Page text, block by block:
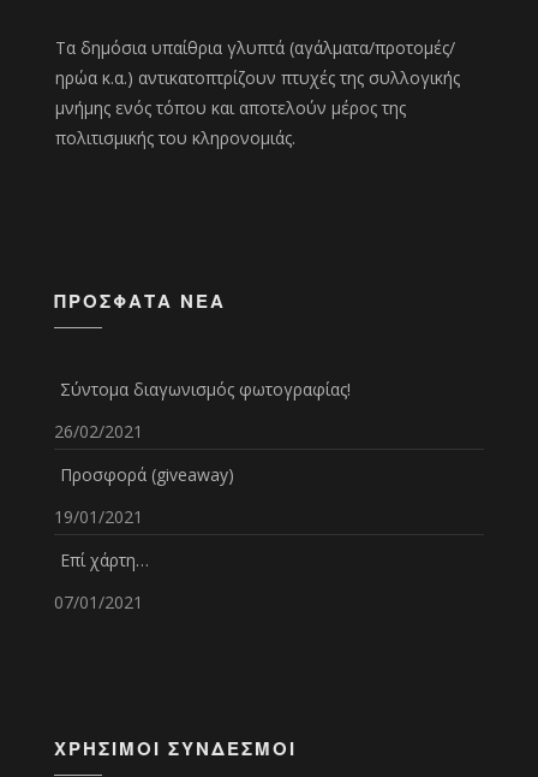
Τα δημόσια υπαίθρια γλυπτά (αγάλματα/προτομές/
ηρώα κ.α.) αντικατοπτρίζουν πτυχές της συλλογικής
μνήμης ενός τόπου και αποτελούν μέρος της
πολιτισμικής του κληρονομιάς.
ΠΡΌΣΦΑΤΑ ΝΈΑ
Σύντομα διαγωνισμός φωτογραφίας!
26/02/2021
Προσφορά (giveaway)
19/01/2021
Επί χάρτη…
07/01/2021
ΧΡΉΣΙΜΟΙ ΣΎΝΔΕΣΜΟΙ